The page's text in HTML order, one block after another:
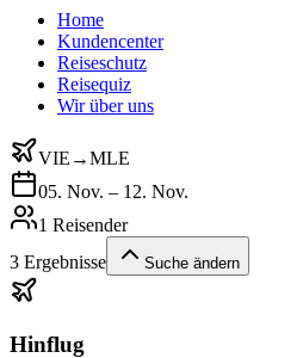
Home
Kundencenter
Reiseschutz
Reisequiz
Wir über uns
VIE →MLE
05. Nov. – 12. Nov.
1 Reisender
3 Ergebnisse Suche ändern
Hinflug